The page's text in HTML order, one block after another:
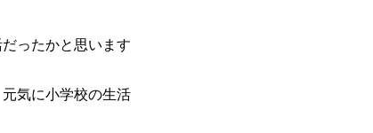
ったかと思います
気に小学校の生活